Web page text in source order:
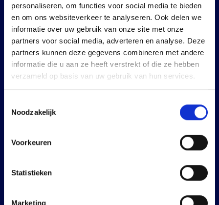
personaliseren, om functies voor social media te bieden
en om ons websiteverkeer te analyseren. Ook delen we
informatie over uw gebruik van onze site met onze
partners voor social media, adverteren en analyse. Deze
partners kunnen deze gegevens combineren met andere
informatie die u aan ze heeft verstrekt of die ze hebben
verzameld op basis van uw gebruik van hun services.
Noodzakelijk
Voorkeuren
Statistieken
Marketing
Hulp bij bestelbaar maken Amazon/bol.com